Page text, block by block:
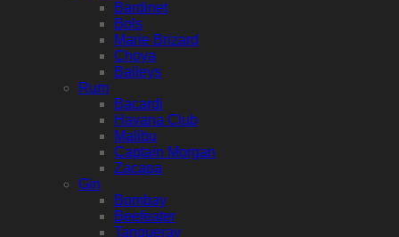
Bardinet
Bols
Marie Brizard
Choya
Baileys
Rum
Bacardi
Havana Club
Malibu
Captain Morgan
Zacapa
Gin
Bombay
Beefeater
Tanqueray